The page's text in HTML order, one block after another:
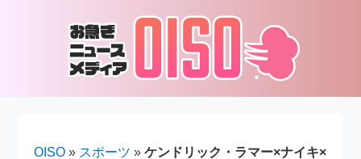
OISO » スポーツ »ケンドリック・ラマー×ナイキ×